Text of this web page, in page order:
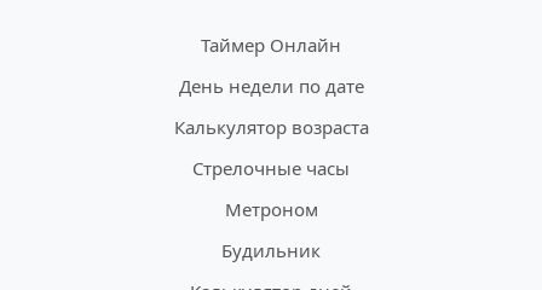
Таймер Онлайн
День недели по дате
Калькулятор возраста
Стрелочные часы
Метроном
Будильник